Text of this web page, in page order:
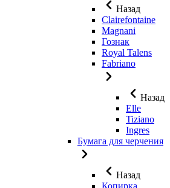
Назад
Clairefontaine
Magnani
Гознак
Royal Talens
Fabriano
Назад
Elle
Tiziano
Ingres
Бумага для черчения
Назад